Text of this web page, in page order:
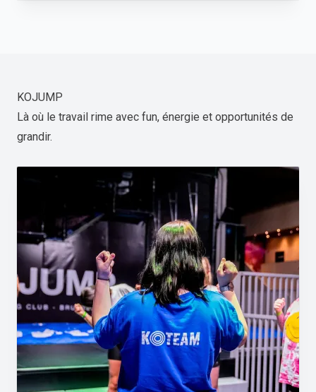
KOJUMP
Là où le travail rime avec fun, énergie et opportunités de
grandir.